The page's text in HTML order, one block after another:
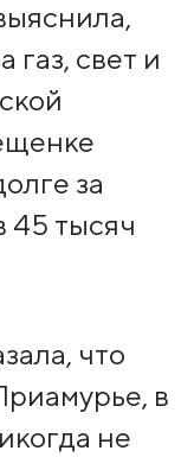
газ, свет и
за
45 тысяч
что
в
не